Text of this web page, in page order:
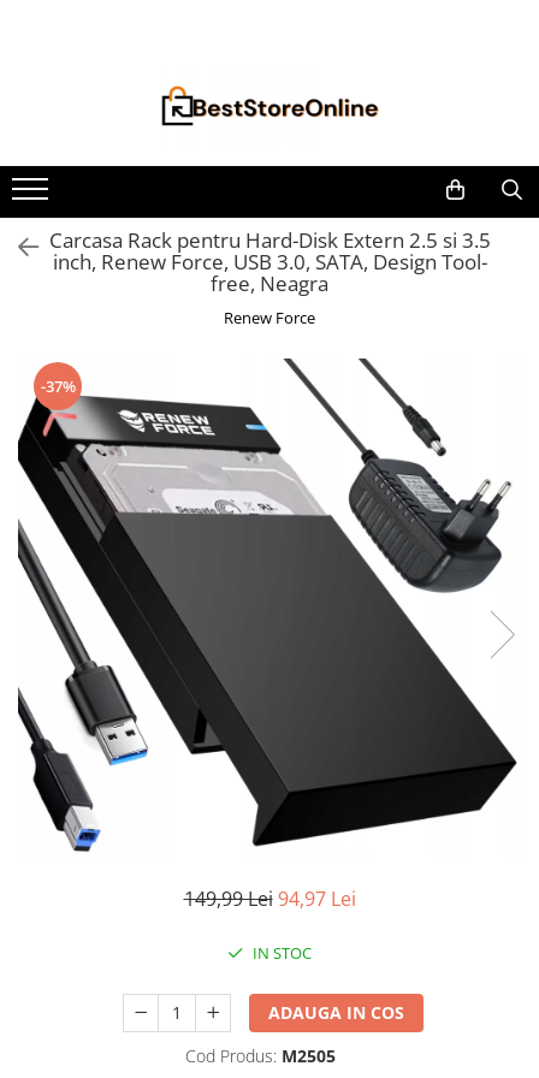
Accesorii aparate climatizare
Accesorii console gaming
Accesorii si Piese Aspiratoare
Aspiratoare Universale
Dyson
Philips
Tefal Rowenta X-Force Flex
Xiaomi Roborock
Aspiratoare
Auto Moto
Accesorii auto interioare
Aspiratoare Auto
Produse Cosmetica Auto
Scule auto
Casa, Gradina & Bricolaj
Accesorii mese si scaune
Accesorii prize si intrerupatoare
Becuri
Clesti si Patenti
Echipamente protectia muncii
Folii si pungi alimentare
Frapiere si Clesti Gheata
Carcasa Rack pentru Hard-Disk Extern 2.5 si 3.5
inch, Renew Force, USB 3.0, SATA, Design Tool-
free, Neagra
Renew Force
-37%
149,99 Lei 94,97 Lei
IN STOC
ADAUGA IN COS
Cod Produs: M2505